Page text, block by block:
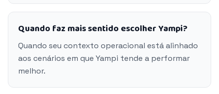
Quando faz mais sentido escolher Yampi?
Quando seu contexto operacional está alinhado
aos cenários em que Yampi tende a performar
melhor.